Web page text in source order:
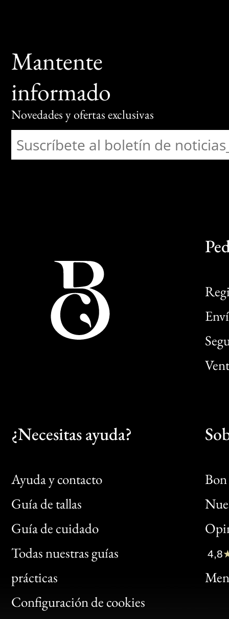
Mantente
informado
Novedades y ofertas exclusivas
¿Necesitas ayuda?
Ayuda y contacto
Guía de tallas
Guía de cuidado
Todas nuestras guías
prácticas
Configuración de cookies
Bon
Clic
Bon
4,8